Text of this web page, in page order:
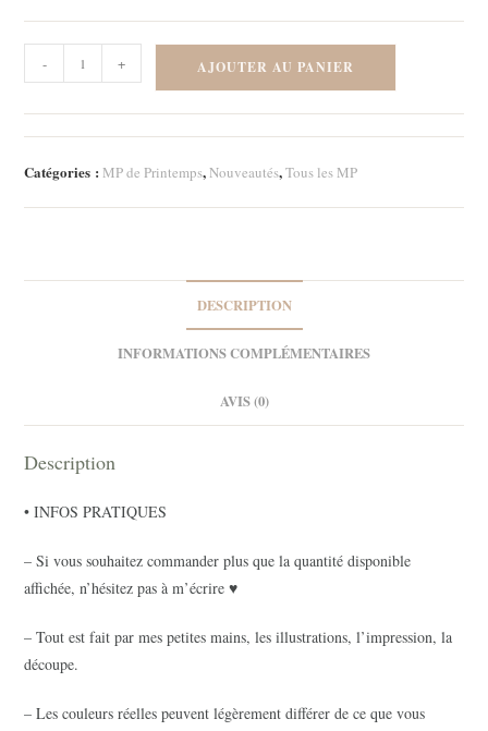
de
Marque-
page
-
- + AJOUTER AU PANIER
Catégories : MP de Printemps,Nouveautés,Tous les MP
DESCRIPTION
INFORMATIONS COMPLÉMENTAIRES
AVIS (0)
Description
• INFOS PRATIQUES
– Si vous souhaitez commander plus que la quantité disponible
affichée, n’hésitez pas à m’écrire ♥
– Tout est fait par mes petites mains, les illustrations, l’impression, la
découpe.
– Les couleurs réelles peuvent légèrement différer de ce que vous